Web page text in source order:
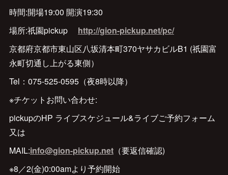
時間:開場19:00 開演19:30
場所:祇園pickup http://gion-pickup.net/pc/
京都府京都市東山区八坂清本町370ヤサカビルB1 (祇園富
永町切通し上がる東側）
Tel：075-525‐0595（夜8時以降）
※チケットお問い合わせ:
pickupのHP ライブスケジュール&ライブご予約フォーム
又は
MAIL:info@gion-pickup.net（要返信確認)
※8／2(金)0:00amより予約開始